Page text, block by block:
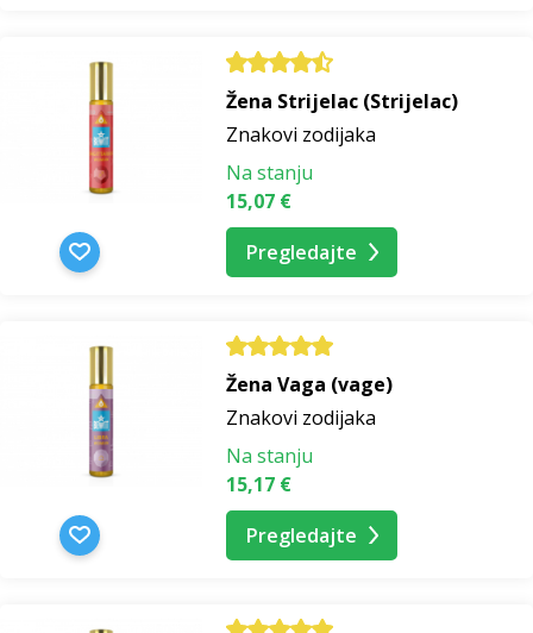
Žena Strijelac (Strijelac)
Znakovi zodijaka
Na stanju
15,07 €
Pregledajte
Žena Vaga (vage)
Znakovi zodijaka
Na stanju
15,17 €
Pregledajte